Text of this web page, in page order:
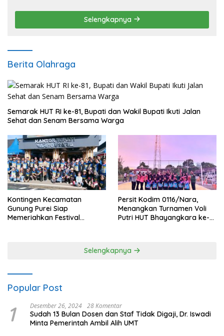
Selengkapnya
Berita Olahraga
Semarak HUT RI ke-81, Bupati dan Wakil Bupati Ikuti Jalan
Sehat dan Senam Bersama Warga
Kontingen Kecamatan
Gunung Purei Siap
Memeriahkan Festival
Persit Kodim 0116/Nara,
Menangkan Turnamen Voli
Putri HUT Bhayangkara ke-
Selengkapnya
Popular Post
1 Desember 26, 2024 28 Komentar
Sudah 13 Bulan Dosen dan Staf Tidak Digaji, Dr. Iswadi
Minta Pemerintah Ambil Alih UMT